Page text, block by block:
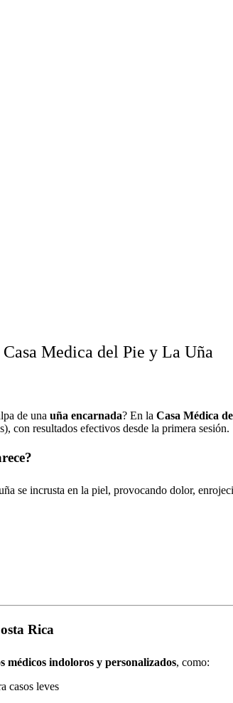
Medica del Pie y La Uña
de una uña encarnada? En la Casa Médica
con resultados efectivos desde la primera sesión.
se incrusta en la piel, provocando dolor,
Rica
médicos indoloros y personalizados, como:
casos leves